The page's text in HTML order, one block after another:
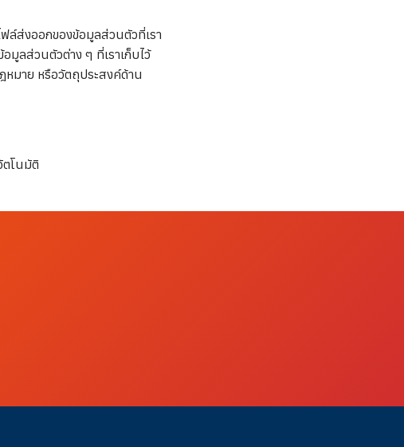
ส่งออกของข้อมูลส่วนตัวที่เรา
มูลส่วนตัวต่าง ๆ ที่เราเก็บไว้
หมาย หรือวัตถุประสงค์ด้าน
โนมัติ